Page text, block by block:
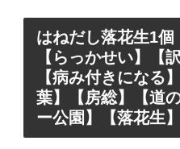
はねだし落花生1個
【らっかせい】【
【病み付きになる
葉】【房総】【道
ー公園】【落花生